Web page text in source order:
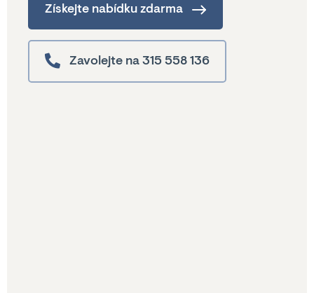
Získejte nabídku zdarma
Zavolejte na 315 558 136